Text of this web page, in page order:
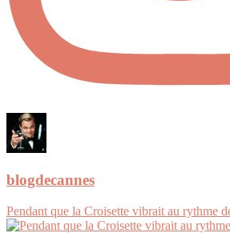
blogdecannes
Pendant que la Croisette vibrait au rythme